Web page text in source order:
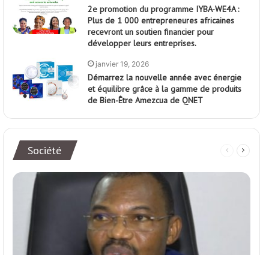
2e promotion du programme IYBA-WE4A :
Plus de 1 000 entrepreneures africaines
recevront un soutien financier pour
développer leurs entreprises.
janvier 19, 2026
Démarrez la nouvelle année avec énergie
et équilibre grâce à la gamme de produits
de Bien-Être Amezcua de QNET
Société
Page